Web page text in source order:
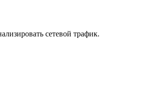
сетевой трафик.